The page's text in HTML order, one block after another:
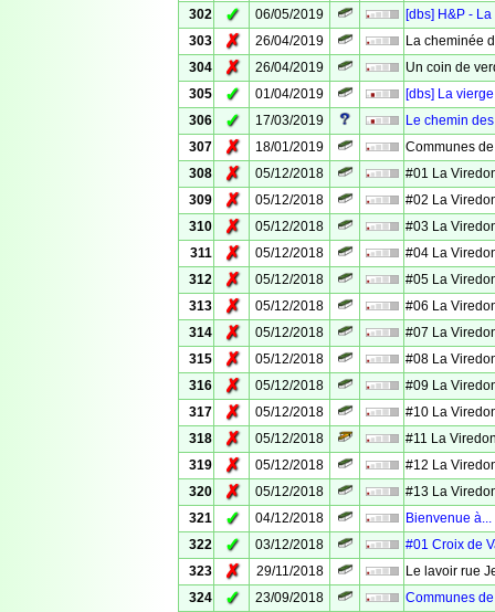
302
✓ 06/05/2019
[dbs] H&P -
303
✗ 26/04/2019
La cheminée
304
✗ 26/04/2019
Un coin de
305
✓ 01/04/2019
[dbs] La
306
✓ 17/03/2019
Le chemin
307
✗ 18/01/2019
Communes
308
✗ 05/12/2018
#01 La
309
✗ 05/12/2018
#02 La
310
✗ 05/12/2018
#03 La
311
✗ 05/12/2018
#04 La
312
✗ 05/12/2018
#05 La
313
✗ 05/12/2018
#06 La
314
✗ 05/12/2018
#07 La
315
✗ 05/12/2018
#08 La
316
✗ 05/12/2018
#09 La
317
✗ 05/12/2018
#10 La
318
✗ 05/12/2018
#11 La
319
✗ 05/12/2018
#12 La
320
✗ 05/12/2018
#13 La
321
✓ 04/12/2018
Bienvenue
322
✓ 03/12/2018
#01 Croix de
323
✗ 29/11/2018
Le lavoir rue
324
✓ 23/09/2018
Communes